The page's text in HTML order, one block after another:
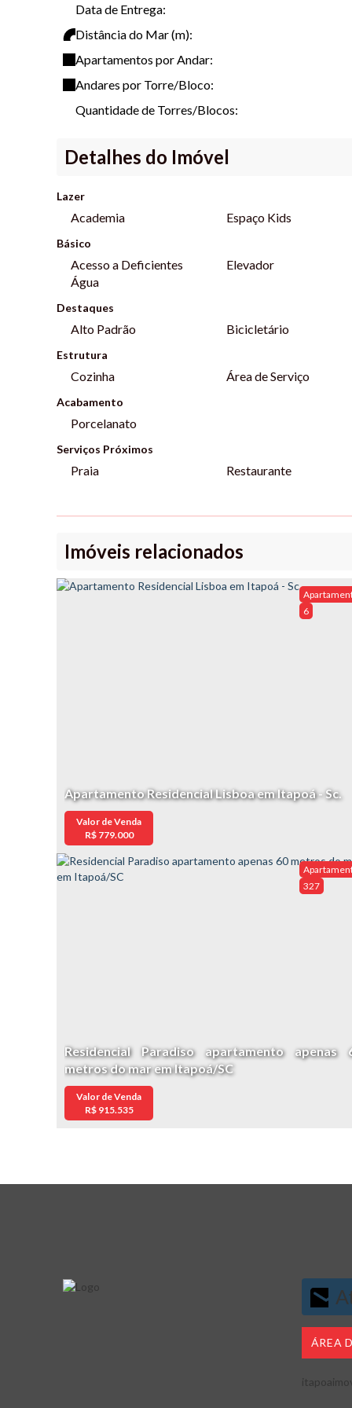
Este anúncio está sujeito a alterações de preço e
Data de Entrega:
Distância do Mar (m):
Apartamentos por Andar:
Andares por Torre/Bloco:
Quantidade de Torres/Blocos:
Detalhes do Imóvel
Lazer
Academia Espaço Kids
Básico
Acesso a Deficientes Elevador
Água
Destaques
Alto Padrão Bicicletário
Estrutura
Cozinha Área de Serviço
Acabamento
Porcelanato
Serviços Próximos
Praia Restaurante
Imóveis relacionados
Apartamento Residencial Lisboa em Itapoá - Sc.
6
R$779.000
Valor de Venda
Residencial Paradiso apartamento apenas
metros do mar em Itapoá/SC
327
R$915.535
Valor de Venda
ÁREA